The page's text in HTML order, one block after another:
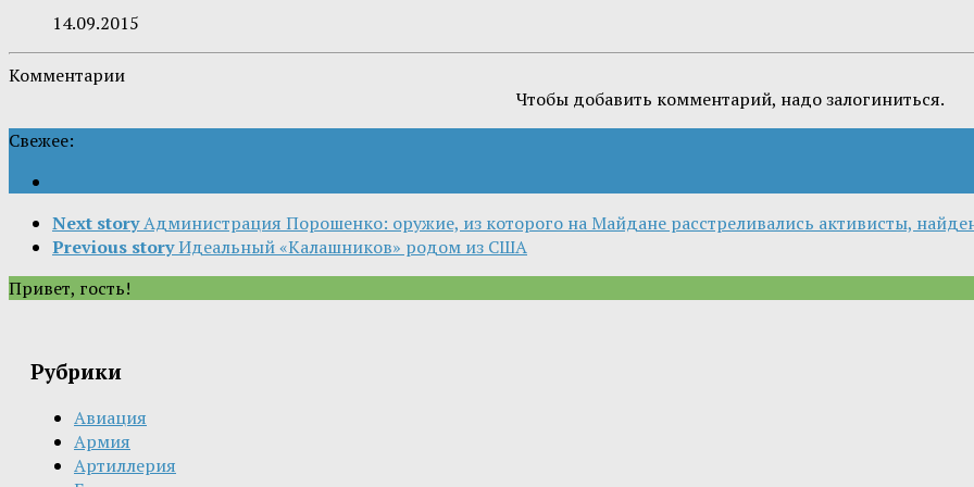
14.09.2015
Комментарии
Чтобы добавить комментарий, надо залогиниться.
Свежее:
Next storyАдминистрация Порошенко: оружие, из которого на Майдане расстреливались активисты,
Previous storyИдеальный «Калашников» родом из США
Привет, гость!
Рубрики
Авиация
Армия
Артиллерия